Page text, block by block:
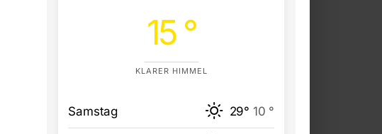
15 °
KLARER HIMMEL
Samstag 29° 10 °